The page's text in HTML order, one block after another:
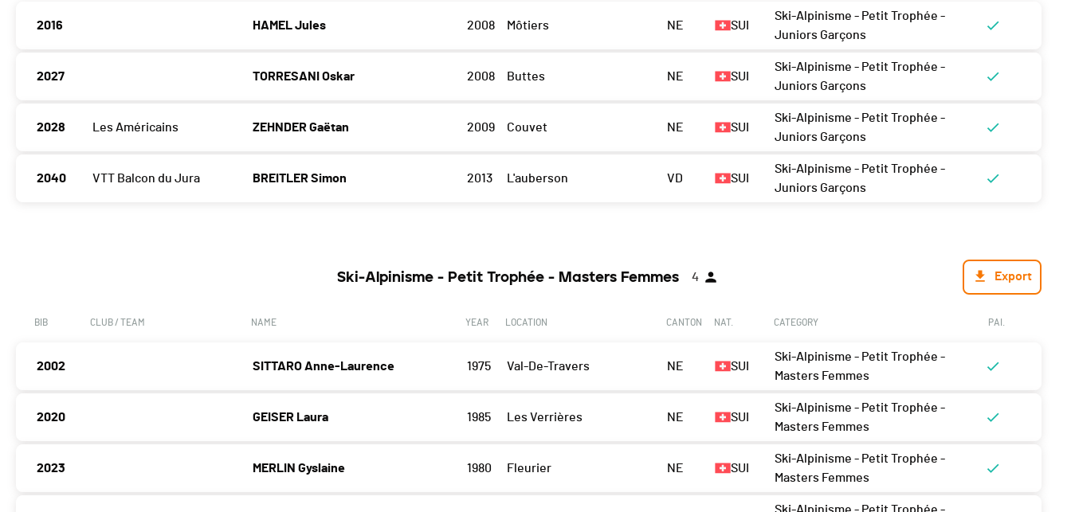
2016 HAMEL Jules 2008 Môtiers NE SUI
Ski-Alpinisme - Petit Trophée -
Juniors Garçons
2027 TORRESANI Oskar 2008 Buttes NE SUI
Ski-Alpinisme - Petit Trophée -
Juniors Garçons
2028 Les Américains ZEHNDER Gaëtan 2009 Couvet NE SUI
Ski-Alpinisme - Petit Trophée -
Juniors Garçons
2040 VTT Balcon du Jura BREITLER Simon 2013 L'auberson VD SUI
Ski-Alpinisme - Petit Trophée -
Juniors Garçons
Ski-Alpinisme - Petit Trophée - Masters Femmes 4 Export
BIB CLUB / TEAM NAME YEAR LOCATION CANTON NAT. CATEGORY PAI.
2002 SITTARO Anne-Laurence 1975 Val-De-Travers NE SUI
Ski-Alpinisme - Petit Trophée -
Masters Femmes
2020 GEISER Laura 1985 Les Verrières NE SUI
Ski-Alpinisme - Petit Trophée -
Masters Femmes
2023 MERLIN Gyslaine 1980 Fleurier NE SUI
Ski-Alpinisme - Petit Trophée -
Masters Femmes